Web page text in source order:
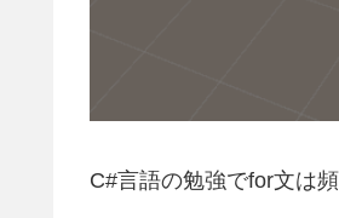
C#言語の勉強でfor文は